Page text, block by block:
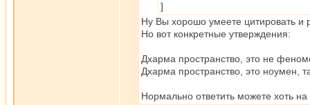
]
Ну Вы хорошо умеете цитировать и
Но вот конкретные утверждения:
Дхарма пространство, это не
Дхарма пространство, это ноумен,
Нормально ответить можете хоть